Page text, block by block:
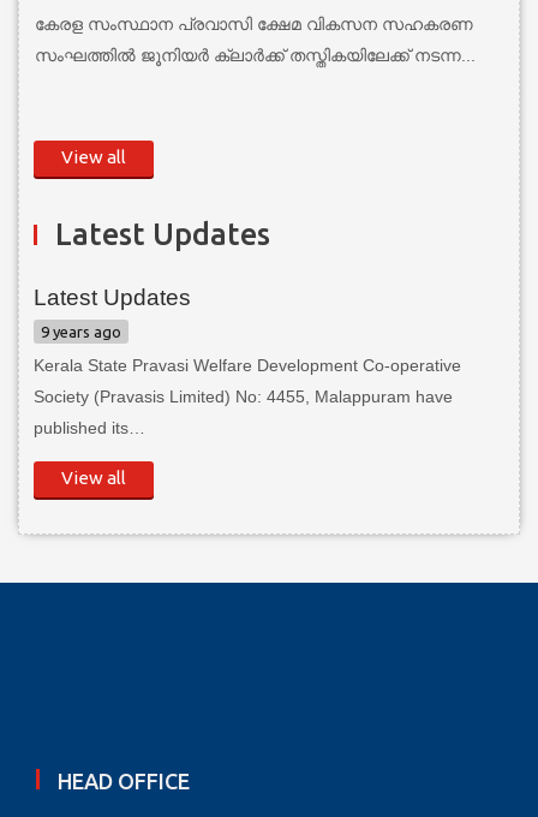
കേരള സംസ്ഥാന പ്രവാസി ക്ഷേമ വികസന സഹകരണ
സംഘത്തില്‍ ജൂനിയര്‍ ക്ലാര്‍ക്ക് തസ്തികയിലേക്ക് നടന്ന...
View all
Latest Updates
Latest Updates
9 years ago
Kerala State Pravasi Welfare Development Co-operative
Society (Pravasis Limited) No: 4455, Malappuram have
published its…
View all
HEAD OFFICE